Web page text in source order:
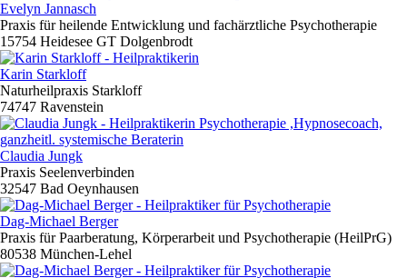
Evelyn Jannasch
Praxis für heilende Entwicklung und fachärztliche Psychotherapie
15754 Heidesee GT Dolgenbrodt
Karin Starkloff
Naturheilpraxis Starkloff
74747 Ravenstein
Claudia Jungk
Praxis Seelenverbinden
32547 Bad Oeynhausen
Dag-Michael Berger
Praxis für Paarberatung, Körperarbeit und Psychotherapie (HeilPrG)
80538 München-Lehel